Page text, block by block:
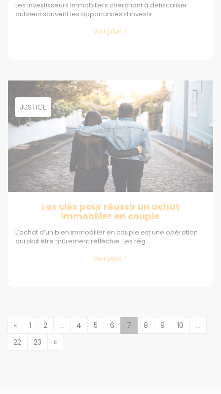
Les investisseurs immobiliers cherchant à défiscaliser
oublient souvent les opportunités d’investir...
Voir plus >
JUSTICE
Les clés pour réussir un achat
immobilier en couple
L’achat d’un bien immobilier en couple est une opération
qui doit être mûrement réfléchie. Les règ...
Voir plus >
« 1 2 ... 4 5 6 7 8 9 10
...
22
23 »